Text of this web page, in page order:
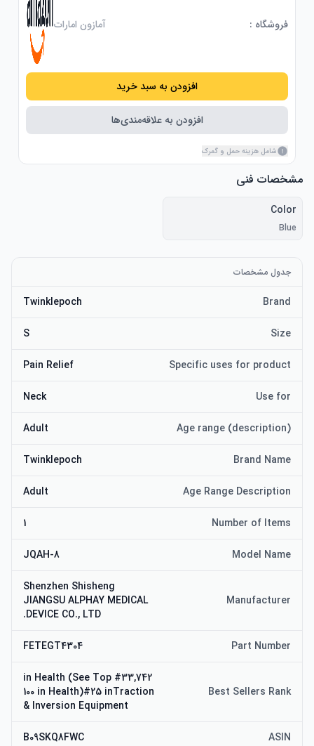
فروشگاه : آمازون امارات
افزودن به سبد خرید
افزودن به علاقه‌مندی‌ها
شامل هزینه حمل و گمرک
مشخصات فنی
Color
Blue
جدول مشخصات
Brand
Twinklepoch
Size
S
Specific uses for product
Pain Relief
Use for
Neck
Age range (description)
Adult
Brand Name
Twinklepoch
Age Range Description
Adult
Number of Items
1
Model Name
JQAH-8
Manufacturer
Shenzhen Shisheng
JIANGSU ALPHAY MEDICAL
DEVICE CO., LTD.
Part Number
FETEGT4304
Best Sellers Rank
#33,742 in Health (See Top
100 in Health)#25 inTraction
& Inversion Equipment
ASIN
B09SKQ8FWC